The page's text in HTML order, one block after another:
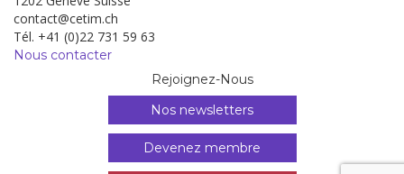
contact@cetim.ch
Tél. +41 (0)22 731 59 63
Nous contacter
Rejoignez-Nous
Nos newsletters
Devenez membre